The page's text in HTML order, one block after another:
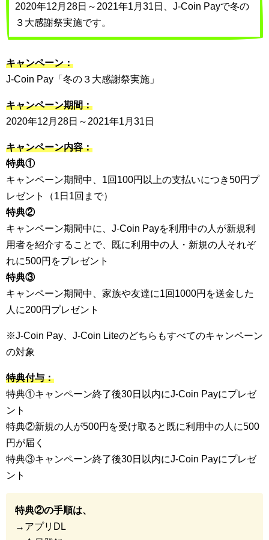
2020年12月28日～2021年1月31日、J-Coin Payで冬の
３大感謝祭実施です。
キャンペーン：
J-Coin Pay「冬の３大感謝祭実施」
キャンペーン期間：
2020年12月28日～2021年1月31日
キャンペーン内容：
特典①
キャンペーン期間中、1回100円以上の支払いにつき50円プ
レゼント（1日1回まで）
特典②
キャンペーン期間中に、J-Coin Payを利用中の人が新規利
用者を紹介することで、既に利用中の人・新規の人それぞ
れに500円をプレゼント
特典③
キャンペーン期間中、家族や友達に1回1000円を送金した
人に200円プレゼント
※J-Coin Pay、J-Coin Liteのどちらもすべてのキャンペーン
の対象
特典付与：
特典①キャンペーン終了後30日以内にJ-Coin Payにプレゼ
ント
特典②新規の人が500円を受け取ると既に利用中の人に500
円が届く
特典③キャンペーン終了後30日以内にJ-Coin Payにプレゼ
ント
特典②の手順は、
→アプリDL